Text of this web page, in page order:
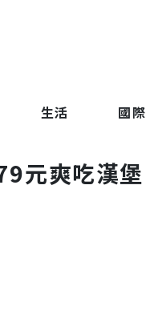
生活 國際
元爽吃漢堡